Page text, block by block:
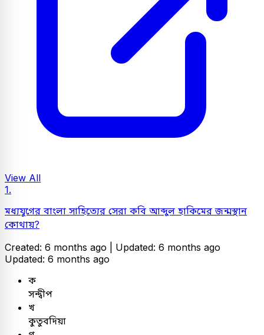
View All
1.
মধ্যযুগের বাংলা সাহিত্যের সেরা কবি আব্দুল হাকিমের জন্মস্থান
কোথায়?
Created: 6 months ago | Updated: 6 months ago
Updated: 6 months ago
ক
সন্দ্বীপ
খ
কুতুবদিয়া